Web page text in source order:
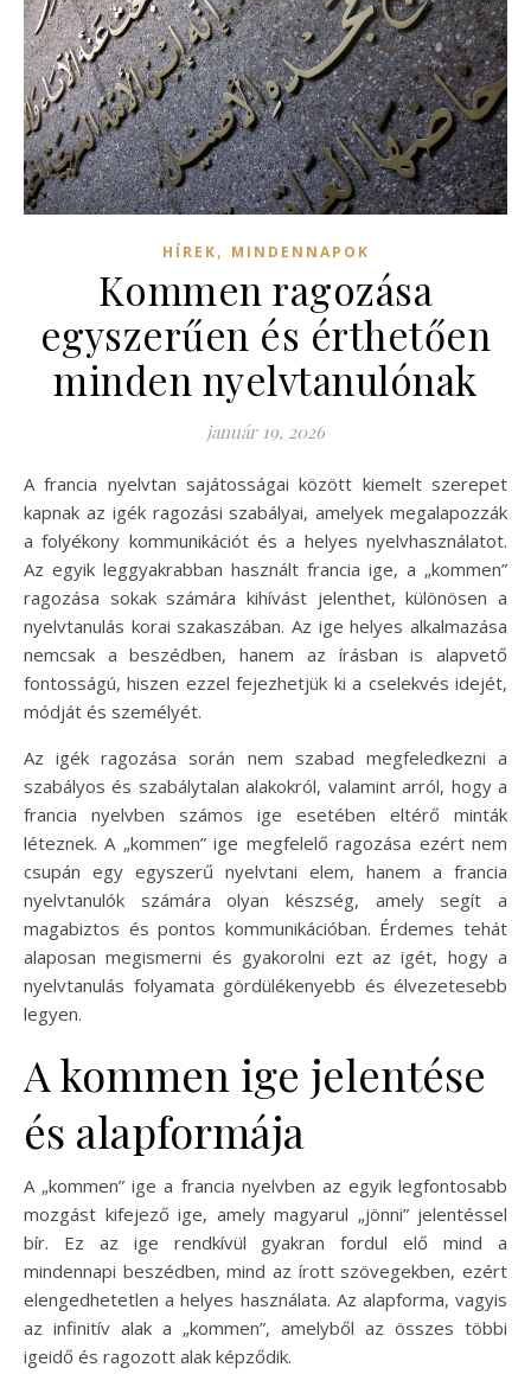
HÍREK, MINDENNAPOK
Kommen ragozása
egyszerűen és érthetően
minden nyelvtanulónak
január 19, 2026
A francia nyelvtan sajátosságai között kiemelt szerepet
kapnak az igék ragozási szabályai, amelyek megalapozzák
a folyékony kommunikációt és a helyes nyelvhasználatot.
Az egyik leggyakrabban használt francia ige, a „kommen”
ragozása sokak számára kihívást jelenthet, különösen a
nyelvtanulás korai szakaszában. Az ige helyes alkalmazása
nemcsak a beszédben, hanem az írásban is alapvető
fontosságú, hiszen ezzel fejezhetjük ki a cselekvés idejét,
módját és személyét.
Az igék ragozása során nem szabad megfeledkezni a
szabályos és szabálytalan alakokról, valamint arról, hogy a
francia nyelvben számos ige esetében eltérő minták
léteznek. A „kommen” ige megfelelő ragozása ezért nem
csupán egy egyszerű nyelvtani elem, hanem a francia
nyelvtanulók számára olyan készség, amely segít a
magabiztos és pontos kommunikációban. Érdemes tehát
alaposan megismerni és gyakorolni ezt az igét, hogy a
nyelvtanulás folyamata gördülékenyebb és élvezetesebb
legyen.
A kommen ige jelentése
és alapformája
A „kommen” ige a francia nyelvben az egyik legfontosabb
mozgást kifejező ige, amely magyarul „jönni” jelentéssel
bír. Ez az ige rendkívül gyakran fordul elő mind a
mindennapi beszédben, mind az írott szövegekben, ezért
elengedhetetlen a helyes használata. Az alapforma, vagyis
az infinitív alak a „kommen”, amelyből az összes többi
igeidő és ragozott alak képződik.